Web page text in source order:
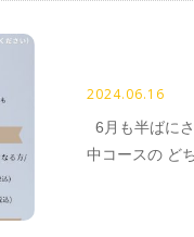
2024.06.16
6月も半ばに
中コースの ど